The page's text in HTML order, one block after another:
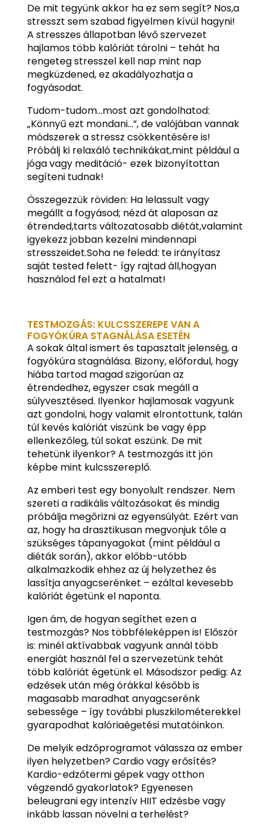
De mit tegyünk akkor ha ez sem segít? Nos,a
stresszt sem szabad figyelmen kívül hagyni!
A stresszes állapotban lévő szervezet
hajlamos több kalóriát tárolni – tehát ha
rengeteg stresszel kell nap mint nap
megküzdened, ez akadályozhatja a
fogyásodat.
Tudom-tudom…most azt gondolhatod:
„Könnyű ezt mondani…”, de valójában vannak
módszerek a stressz csökkentésére is!
Próbálj ki relaxáló technikákat,mint például a
jóga vagy meditáció- ezek bizonyítottan
segíteni tudnak!
Összegezzük röviden: Ha lelassult vagy
megállt a fogyásod; nézd át alaposan az
étrended,tarts változatosabb diétát,valamint
igyekezz jobban kezelni mindennapi
stresszeidet.Soha ne feledd: te irányítasz
saját tested felett- így rajtad áll,hogyan
használod fel ezt a hatalmat!
TESTMOZGÁS: KULCSSZEREPE VAN A
FOGYÓKÚRA STAGNÁLÁSA ESETÉN
A sokak által ismert és tapasztalt jelenség, a
fogyókúra stagnálása. Bizony, előfordul, hogy
hiába tartod magad szigorúan az
étrendedhez, egyszer csak megáll a
súlyvesztésed. Ilyenkor hajlamosak vagyunk
azt gondolni, hogy valamit elrontottunk, talán
túl kevés kalóriát viszünk be vagy épp
ellenkezőleg, túl sokat eszünk. De mit
tehetünk ilyenkor? A testmozgás itt jön
képbe mint kulcsszereplő.
Az emberi test egy bonyolult rendszer. Nem
szereti a radikális változásokat és mindig
próbálja megőrizni az egyensúlyát. Ezért van
az, hogy ha drasztikusan megvonjuk tőle a
szükséges tápanyagokat (mint például a
diéták során), akkor előbb-utóbb
alkalmazkodik ehhez az új helyzethez és
lassítja anyagcserénket – ezáltal kevesebb
kalóriát égetünk el naponta.
Igen ám, de hogyan segíthet ezen a
testmozgás? Nos többféleképpen is! Először
is: minél aktívabbak vagyunk annál több
energiát használ fel a szervezetünk tehát
több kalóriát égetünk el. Másodszor pedig: Az
edzések után még órákkal később is
magasabb maradhat anyagcserénk
sebessége – így további pluszkilométerekkel
gyarapodhat kalóriaégetési mutatóinkon.
De melyik edzőprogramot válassza az ember
ilyen helyzetben? Cardio vagy erősítés?
Kardio-edzőtermi gépek vagy otthon
végzendő gyakorlatok? Egyenesen
beleugrani egy intenzív HIIT edzésbe vagy
inkább lassan növelni a terhelést?